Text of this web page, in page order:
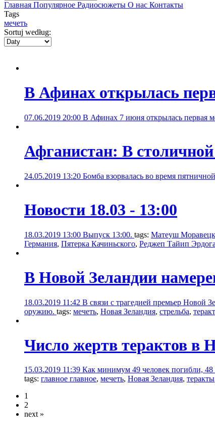
Главная Популярное Радиосюжеты О нас Контакты
Tags
мечеть
Sortuj według:
В Афинах открылась
07.06.2019 20:00 В Афинах 7 июня открылась первая
Афганистан: В
24.05.2019 13:20 Бомба взорвалась во время
Новости 18.03 - 13:00
18.03.2019 13:00 Выпуск 13:00. tags: Матеуш
Германия, Пятерка Качиньского, Реджеп Тайип
В Новой Зеландии
18.03.2019 11:42 В связи с трагедией премьер Новой
оружию. tags: мечеть, Новая Зеландия, стрельба, теракт
Число жертв терактов в
15.03.2019 11:39 Как минимум 49 человек погибли, 48
tags: главное главное, мечеть, Новая Зеландия, теракты
1
2
next »